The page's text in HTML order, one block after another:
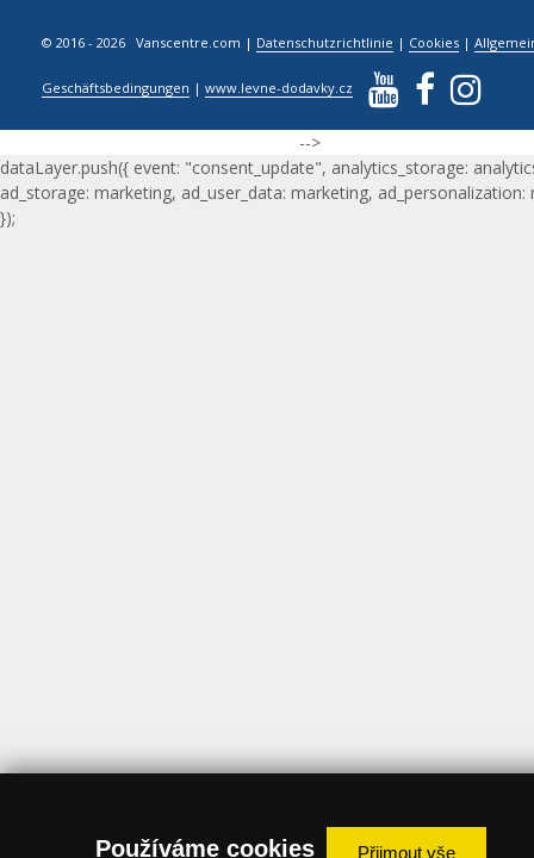
© 2016 - 2026 Vanscentre.com | Datenschutzrichtlinie | Cookies |
Geschäftsbedingungen |www.levne-dodavky.cz
-->
dataLayer.push({ event: "consent_update", analytics_storage:
ad_storage: marketing, ad_user_data: marketing, ad_personalization:
});
Používáme cookies Přijmout vše